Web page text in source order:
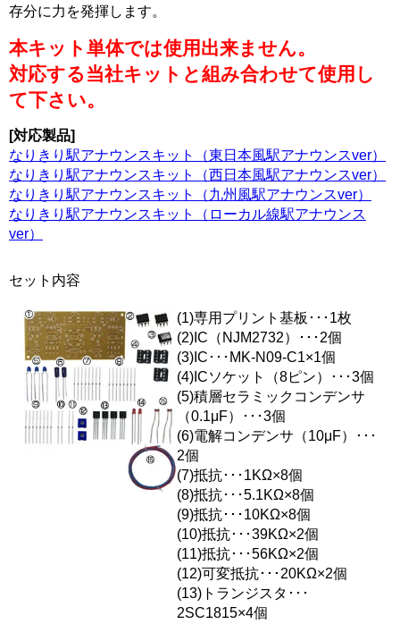
存分に力を発揮します。
本キット単体では使用出来ません。
対応する当社キットと組み合わせて使用し
て下さい。
[対応製品]
なりきり駅アナウンスキット（東日本風駅アナウンスver）
なりきり駅アナウンスキット（西日本風駅アナウンスver）
なりきり駅アナウンスキット（九州風駅アナウンスver）
なりきり駅アナウンスキット（ローカル線駅アナウンス
ver）
セット内容
(1)専用プリント基板･･･1枚
(2)IC（NJM2732）･･･2個
(3)IC･･･MK-N09-C1×1個
(4)ICソケット（8ピン）･･･3個
(5)積層セラミックコンデンサ
（0.1μF）･･･3個
(6)電解コンデンサ（10μF）･･･
2個
(7)抵抗･･･1KΩ×8個
(8)抵抗･･･5.1KΩ×8個
(9)抵抗･･･10KΩ×8個
(10)抵抗･･･39KΩ×2個
(11)抵抗･･･56KΩ×2個
(12)可変抵抗･･･20KΩ×2個
(13)トランジスタ･･･
2SC1815×4個